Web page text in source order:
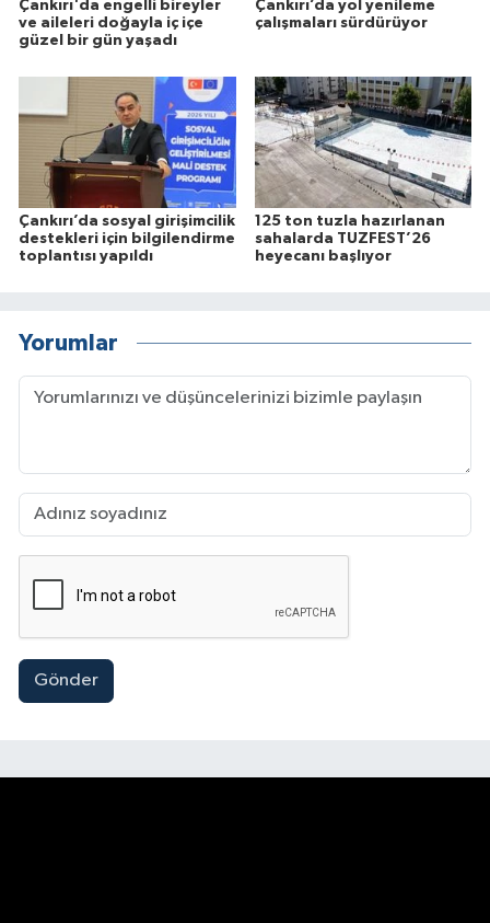
Çankırı'da engelli bireyler
ve aileleri doğayla iç içe
güzel bir gün yaşadı
Çankırı’da yol yenileme
çalışmaları sürdürüyor
Çankırı’da sosyal girişimcilik
destekleri için bilgilendirme
toplantısı yapıldı
125 ton tuzla hazırlanan
sahalarda TUZFEST’26
heyecanı başlıyor
Yorumlar
Gönder